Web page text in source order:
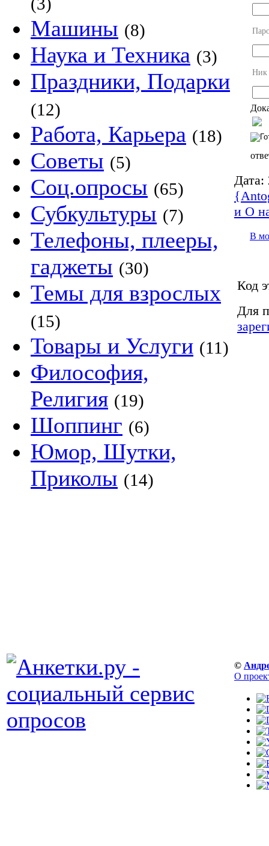
Машины (8)
Наука и Техника (3)
Праздники, Подарки
(12)
Работа, Карьера (18)
Советы (5)
Соц.опросы (65)
Субкультуры (7)
Телефоны, плееры,
гаджеты (30)
Темы для взрослых
(15)
Товары и Услуги (11)
Философия,
Религия (19)
Шоппинг (6)
Юмор, Шутки,
Приколы (14)
Ник
Дата:
и О
В
Код
Для
©
О